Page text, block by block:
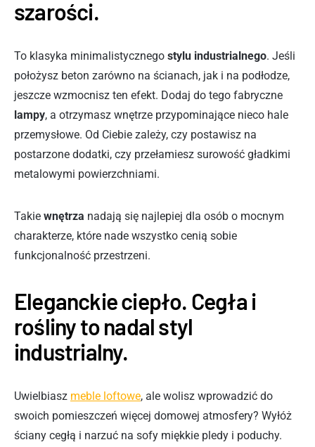
szarości.
To klasyka minimalistycznego stylu industrialnego. Jeśli
położysz beton zarówno na ścianach, jak i na podłodze,
jeszcze wzmocnisz ten efekt. Dodaj do tego fabryczne
lampy, a otrzymasz wnętrze przypominające nieco hale
przemysłowe. Od Ciebie zależy, czy postawisz na
postarzone dodatki, czy przełamiesz surowość gładkimi
metalowymi powierzchniami.
Takie wnętrza nadają się najlepiej dla osób o mocnym
charakterze, które nade wszystko cenią sobie
funkcjonalność przestrzeni.
Eleganckie ciepło. Cegła i
rośliny to nadal styl
industrialny.
Uwielbiasz meble loftowe, ale wolisz wprowadzić do
swoich pomieszczeń więcej domowej atmosfery? Wyłóż
ściany cegłą i narzuć na sofy miękkie pledy i poduchy.